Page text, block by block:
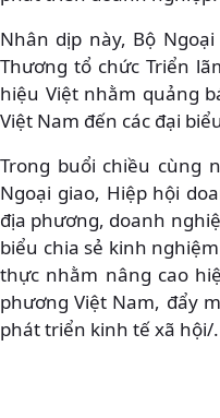
Nhân dịp này, Bộ
Thương tổ chức Triển
hiệu Việt nhằm quảng
Việt Nam đến các đại
Trong buổi chiều cùng
Ngoại giao, Hiệp hội
địa phương, doanh
biểu chia sẻ kinh
thực nhằm nâng cao
phương Việt Nam, đẩy
phát triển kinh tế xã hội/.